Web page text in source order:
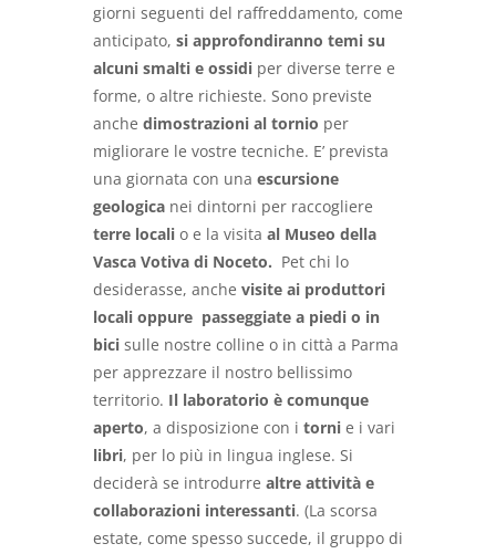
giorni seguenti del raffreddamento, come
anticipato, si approfondiranno temi su
alcuni smalti e ossidi per diverse terre e
forme, o altre richieste. Sono previste
anche dimostrazioni al tornio per
migliorare le vostre tecniche. E’ prevista
una giornata con una escursione
geologica nei dintorni per raccogliere
terre locali o e la visita al Museo della
Vasca Votiva di Noceto. Pet chi lo
desiderasse, anche visite ai produttori
locali oppure passeggiate a piedi o in
bici sulle nostre colline o in città a Parma
per apprezzare il nostro bellissimo
territorio. Il laboratorio è comunque
aperto, a disposizione con i torni e i vari
libri, per lo più in lingua inglese. Si
deciderà se introdurre altre attività e
collaborazioni interessanti. (La scorsa
estate, come spesso succede, il gruppo di